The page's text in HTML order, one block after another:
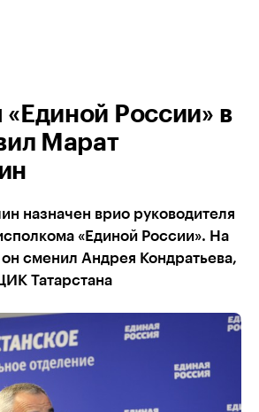
России» в
Марат
назначен врио руководителя
«Единой России». На
сменил Андрея Кондратьева,
Татарстана